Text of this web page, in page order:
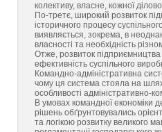
колективу, власне, кожної
По-третє, широкий розвиток
історичного процесу
виявляється, зокрема, в
власності та необхідність
Отже, розвиток підприємництва
ефективність суспільного
Командно-адміністративна
чому ця система стояла на
особливості адміністративно-
В умовах командної економіки
рішень обґрунтовувались
та логікою розвитку великого